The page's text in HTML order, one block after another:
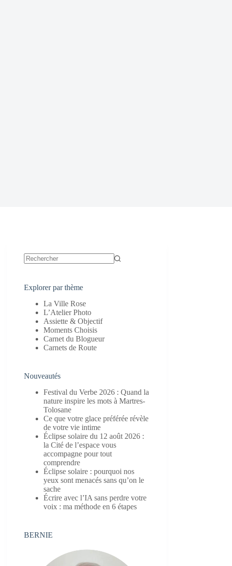
Explorer par thème
La Ville Rose
L’Atelier Photo
Assiette & Objectif
Moments Choisis
Carnet du Blogueur
Carnets de Route
Nouveautés
Festival du Verbe 2026 : Quand la
nature inspire les mots à Martres-
Tolosane
Ce que votre glace préférée révèle
de votre vie intime
Éclipse solaire du 12 août 2026 :
la Cité de l’espace vous
accompagne pour tout
comprendre
Éclipse solaire : pourquoi nos
yeux sont menacés sans qu’on le
sache
Écrire avec l’IA sans perdre votre
voix : ma méthode en 6 étapes
BERNIE